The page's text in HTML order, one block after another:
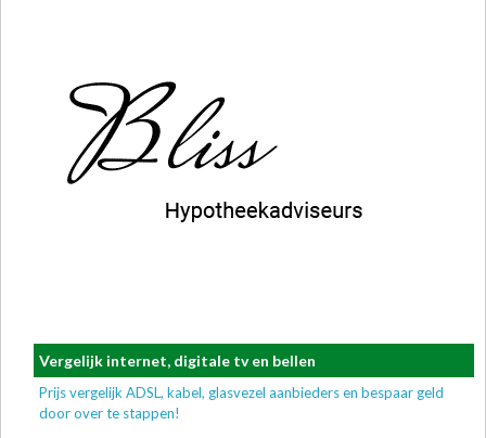
Vergelijk internet, digitale tv en bellen
Prijs vergelijk ADSL, kabel, glasvezel aanbieders en bespaar geld
door over te stappen!